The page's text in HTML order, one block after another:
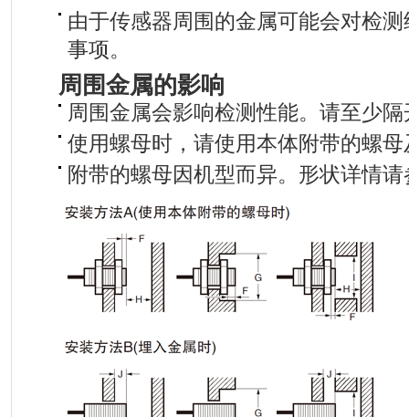
由于传感器周围的金属可能会对检
事项。
周围金属的影响
周围金属会影响检测性能。请至少
使用螺母时，请使用本体附带的螺
附带的螺母因机型而异。形状详情